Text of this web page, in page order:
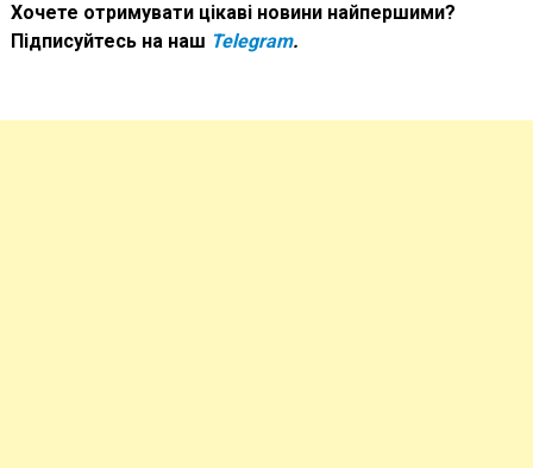
Хочете отримувати цікаві новини найпершими?
Підписуйтесь на наш Telegram.